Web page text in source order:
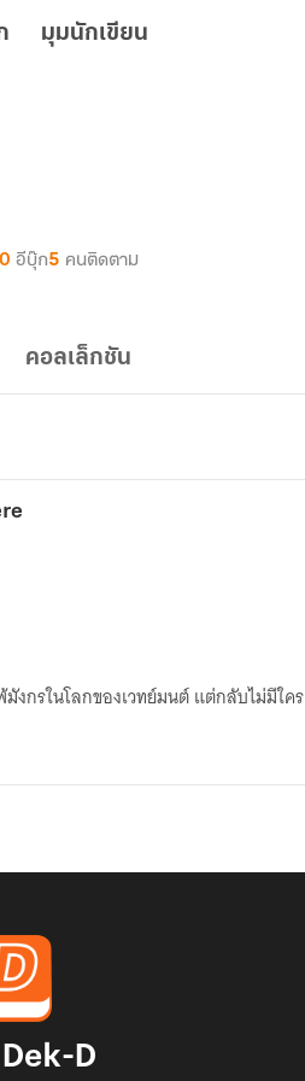
มุมนักเขียน
0 อีบุ๊ก5 คนติดตาม
คอลเล็กชัน
งกรในโลกของเวทย์มนต์ แต่กลับไม่มีใคร
D